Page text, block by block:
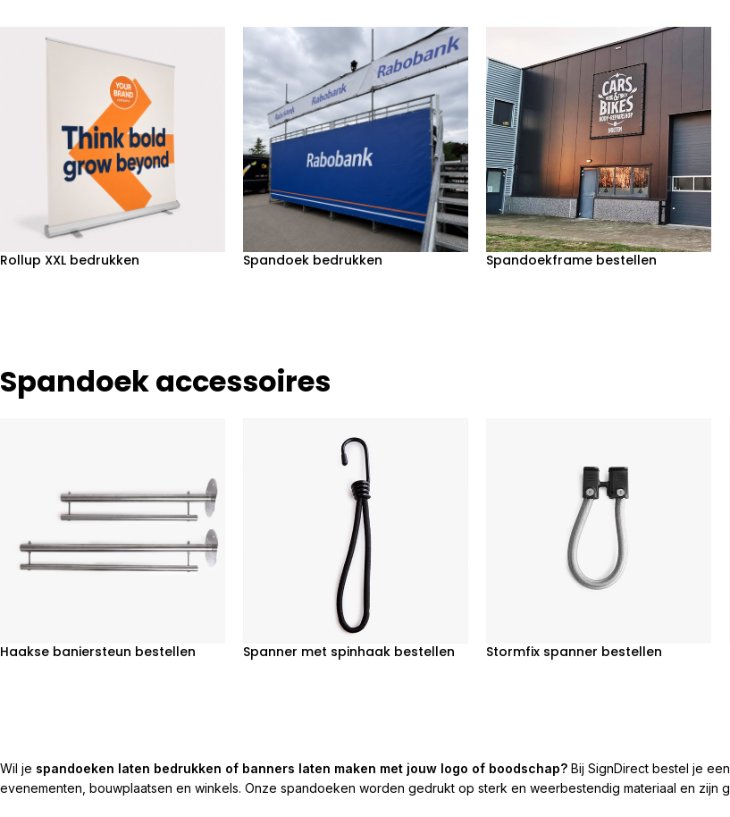
Rollup XXL bedrukken Spandoek bedrukken Spandoekframe bestellen
Spandoek accessoires
Haakse baniersteun bestellen Spanner met spinhaak bestellen Stormfix spanner bestellen
Wil je spandoeken laten bedrukken of banners laten maken met jouw logo of boodschap? Bij SignDirect bestel je
evenementen, bouwplaatsen en winkels. Onze spandoeken worden gedrukt op sterk en weerbestendig materiaal en zijn